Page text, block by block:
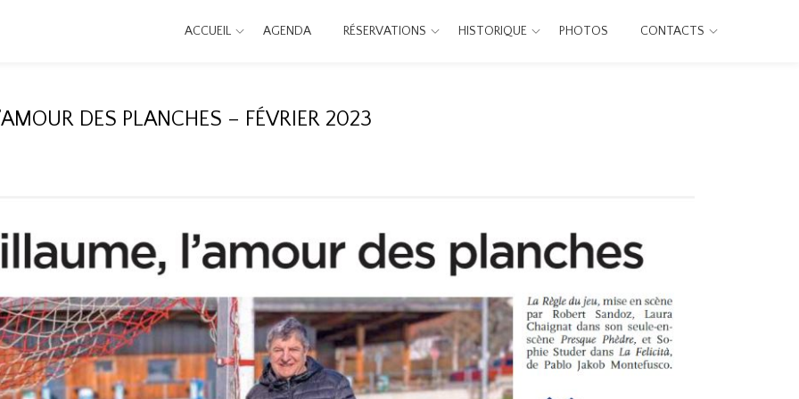
ACCUEIL AGENDA RÉSERVATIONS HISTORIQUE PHOTOS CONTACTS
DES PLANCHES – FÉVRIER 2023